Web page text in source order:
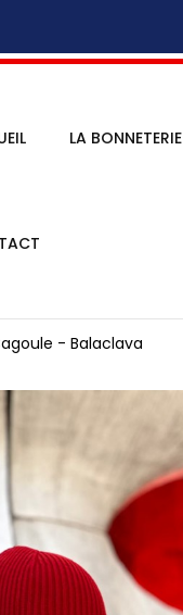
LA BONNETERIE
- Balaclava